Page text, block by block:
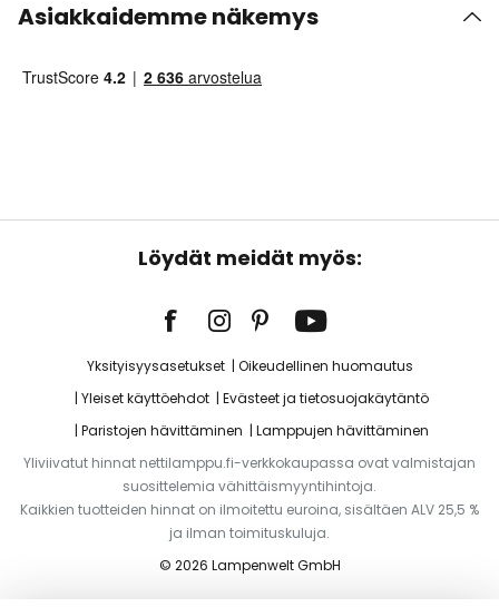
Asiakkaidemme näkemys
Löydät meidät myös:
Yksityisyysasetukset
Oikeudellinen huomautus
Yleiset käyttöehdot
Evästeet ja tietosuojakäytäntö
Paristojen hävittäminen
Lamppujen hävittäminen
Yliviivatut hinnat nettilamppu.fi-verkkokaupassa ovat valmistajan
suosittelemia vähittäismyyntihintoja.
Kaikkien tuotteiden hinnat on ilmoitettu euroina, sisältäen ALV 25,5 %
ja ilman toimituskuluja.
© 2026 Lampenwelt GmbH